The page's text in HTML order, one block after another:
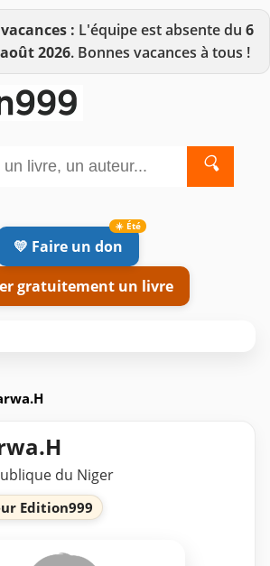
: L'équipe est absente du 6
2026. Bonnes vacances à tous !
🔍
💛 Faire un don
gratuitement un livre
du Niger
Edition999